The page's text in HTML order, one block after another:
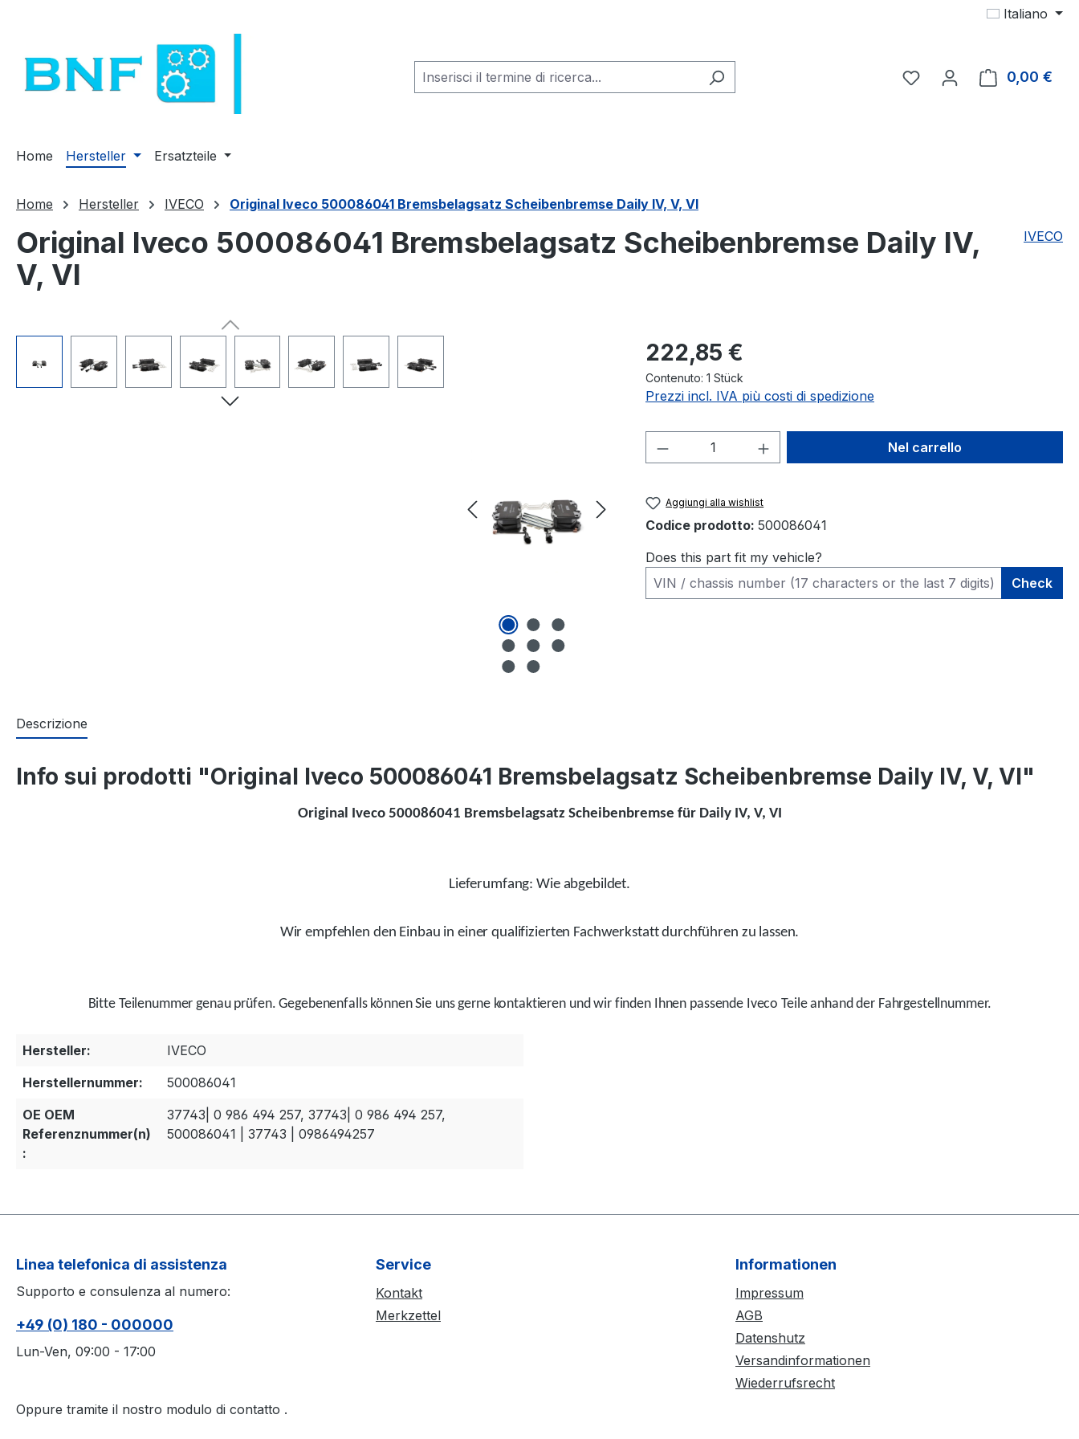
Italiano
Hai 0 articoli nella lista
0,00 €
Home Hersteller Ersatzteile
Home Hersteller IVECO Original Iveco 500086041 Bremsbelagsatz Scheibenbremse Daily IV, V, VI
Original Iveco 500086041 Bremsbelagsatz Scheibenbremse Daily IV,
V, VI
IVECO
Prezzo normale:
222,85 €
Contenuto: 1 Stück
Prezzi incl. IVA più costi di spedizione
Quantità del prodotto: inserisci la quantità
Nel carrello
Aggiungi alla wishlist
Codice prodotto: 500086041
Does this part fit my vehicle?
Check
Descrizione
Info sui prodotti "Original Iveco 500086041 Bremsbelagsatz Scheibenbremse Daily IV, V, VI"
Original Iveco 500086041 Bremsbelagsatz Scheibenbremse für Daily IV, V, VI
Lieferumfang: Wie abgebildet.
Wir empfehlen den Einbau in einer qualifizierten Fachwerkstatt durchführen zu lassen.
Bitte Teilenummer genau prüfen.Gegebenenfallskönnen Sie uns gerne kontaktieren und wir findenIhnen passende Iveco Teile anhand der Fahrgestellnummer.
Hersteller:
IVECO
Herstellernummer:
500086041
OE OEM
Referenznummer(n)
:
37743| 0 986 494 257, 37743| 0 986 494 257,
500086041 | 37743 | 0986494257
Linea telefonica di assistenza
Supporto e consulenza al numero:
+49 (0) 180 - 000000
Lun-Ven, 09:00 - 17:00
Oppure tramite il nostro modulo di contatto .
Service
Kontakt
Merkzettel
Informationen
Impressum
AGB
Datenshutz
Versandinformationen
Wiederrufsrecht